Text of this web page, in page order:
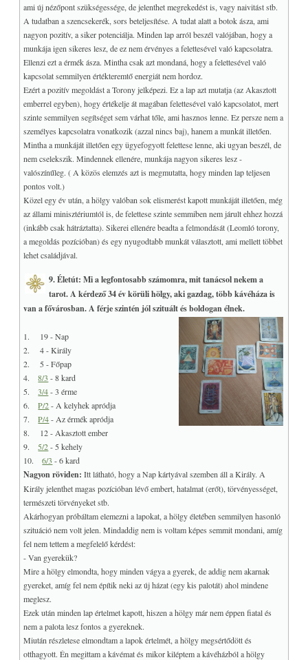
ami új nézőpont szükségessége, de jelenthet megrekedést is, vagy naivitást stb.
A tudatban a szencsekerék, sors beteljesítése. A tudat alatt a botok ásza, ami
nagyon pozitív, a siker potenciálja. Minden lap arról beszél valójában, hogy a
munkája igen sikeres lesz, de ez nem érvényes a felettesével való kapcsolatra.
Ellenzi ezt a érmék ásza. Mintha csak azt mondaná, hogy a felettesével való
kapcsolat semmilyen értékteremtő energiát nem hordoz.
Ezért a pozitív megoldást a Torony jelképezi. Ez a lap azt mutatja (az Akasztott
emberrel egyben), hogy értékelje át magában felettesével való kapcsolatot, mert
szinte semmilyen segítséget sem várhat tőle, ami hasznos lenne. Ez persze nem a
személyes kapcsolatra vonatkozik (azzal nincs baj), hanem a munkát illetően.
Mintha a munkáját illetően egy ügyefogyott felettese lenne, aki ugyan beszél, de
nem cselekszik. Mindennek ellenére, munkája nagyon sikeres lesz -
valószínűleg. ( A közös elemzés azt is megmutatta, hogy minden lap teljesen
pontos volt.)
Közel egy év után, a hölgy valóban sok elismerést kapott munkáját illetően, még
az állami minisztériumtól is, de felettese szinte semmiben nem járult ehhez hozzá
(inkább csak hátráztatta). Sikerei ellenére beadta a felmondását (Leomló torony,
a megoldás pozícióban) és egy nyugodtabb munkát választott, ami mellett többet
lehet családjával.
9. Életút: Mi a legfontosabb számomra, mit tanácsol nekem a
tarot. A kérdező 34 év körüli hölgy, aki gazdag, több kávéháza is
van a fővárosban. A férje szintén jól szituált és boldogan élnek.
1. 19 - Nap
2. 4 - Király
2. 5 - Főpap
4.8/3 - 8 kard
5.3/4- 3 érme
6.P/2- A kelyhek apródja
7.P/4- Az érmék apródja
8. 12 - Akasztott ember
9. 5/2- 5 kehely
10.6/3 - 6 kard
Nagyon röviden: Itt látható, hogy a Nap kártyával szemben áll a Király. A
Király jelenthet magas pozícióban lévő embert, hatalmat (erőt), törvényességet,
természeti törvényeket stb.
Akárhogyan próbáltam elemezni a lapokat, a hölgy életében semmilyen hasonló
szituáció nem volt jelen. Mindaddig nem is voltam képes semmit mondani, amíg
fel nem tettem a megfelelő kérdést:
- Van gyerekük?
Mire a hölgy elmondta, hogy minden vágya a gyerek, de addig nem akarnak
gyereket, amíg fel nem építik neki az új házat (egy kis palotát) ahol mindene
meglesz.
Ezek után minden lap értelmet kapott, hiszen a hölgy már nem éppen fiatal és
nem a palota lesz fontos a gyereknek.
Miután részletese elmondtam a lapok értelmét, a hölgy megsértődött és
otthagyott. Én megittam a kávémat és mikor kiléptem a kávéházból a hölgy